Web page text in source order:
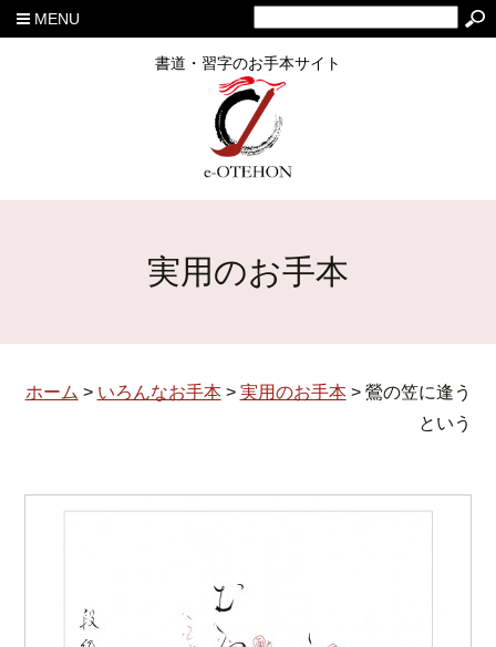
MENU
書道・習字のお手本サイト
実用のお手本
ホーム > いろんなお手本> 実用のお手本> 鶯の笠に逢う
という